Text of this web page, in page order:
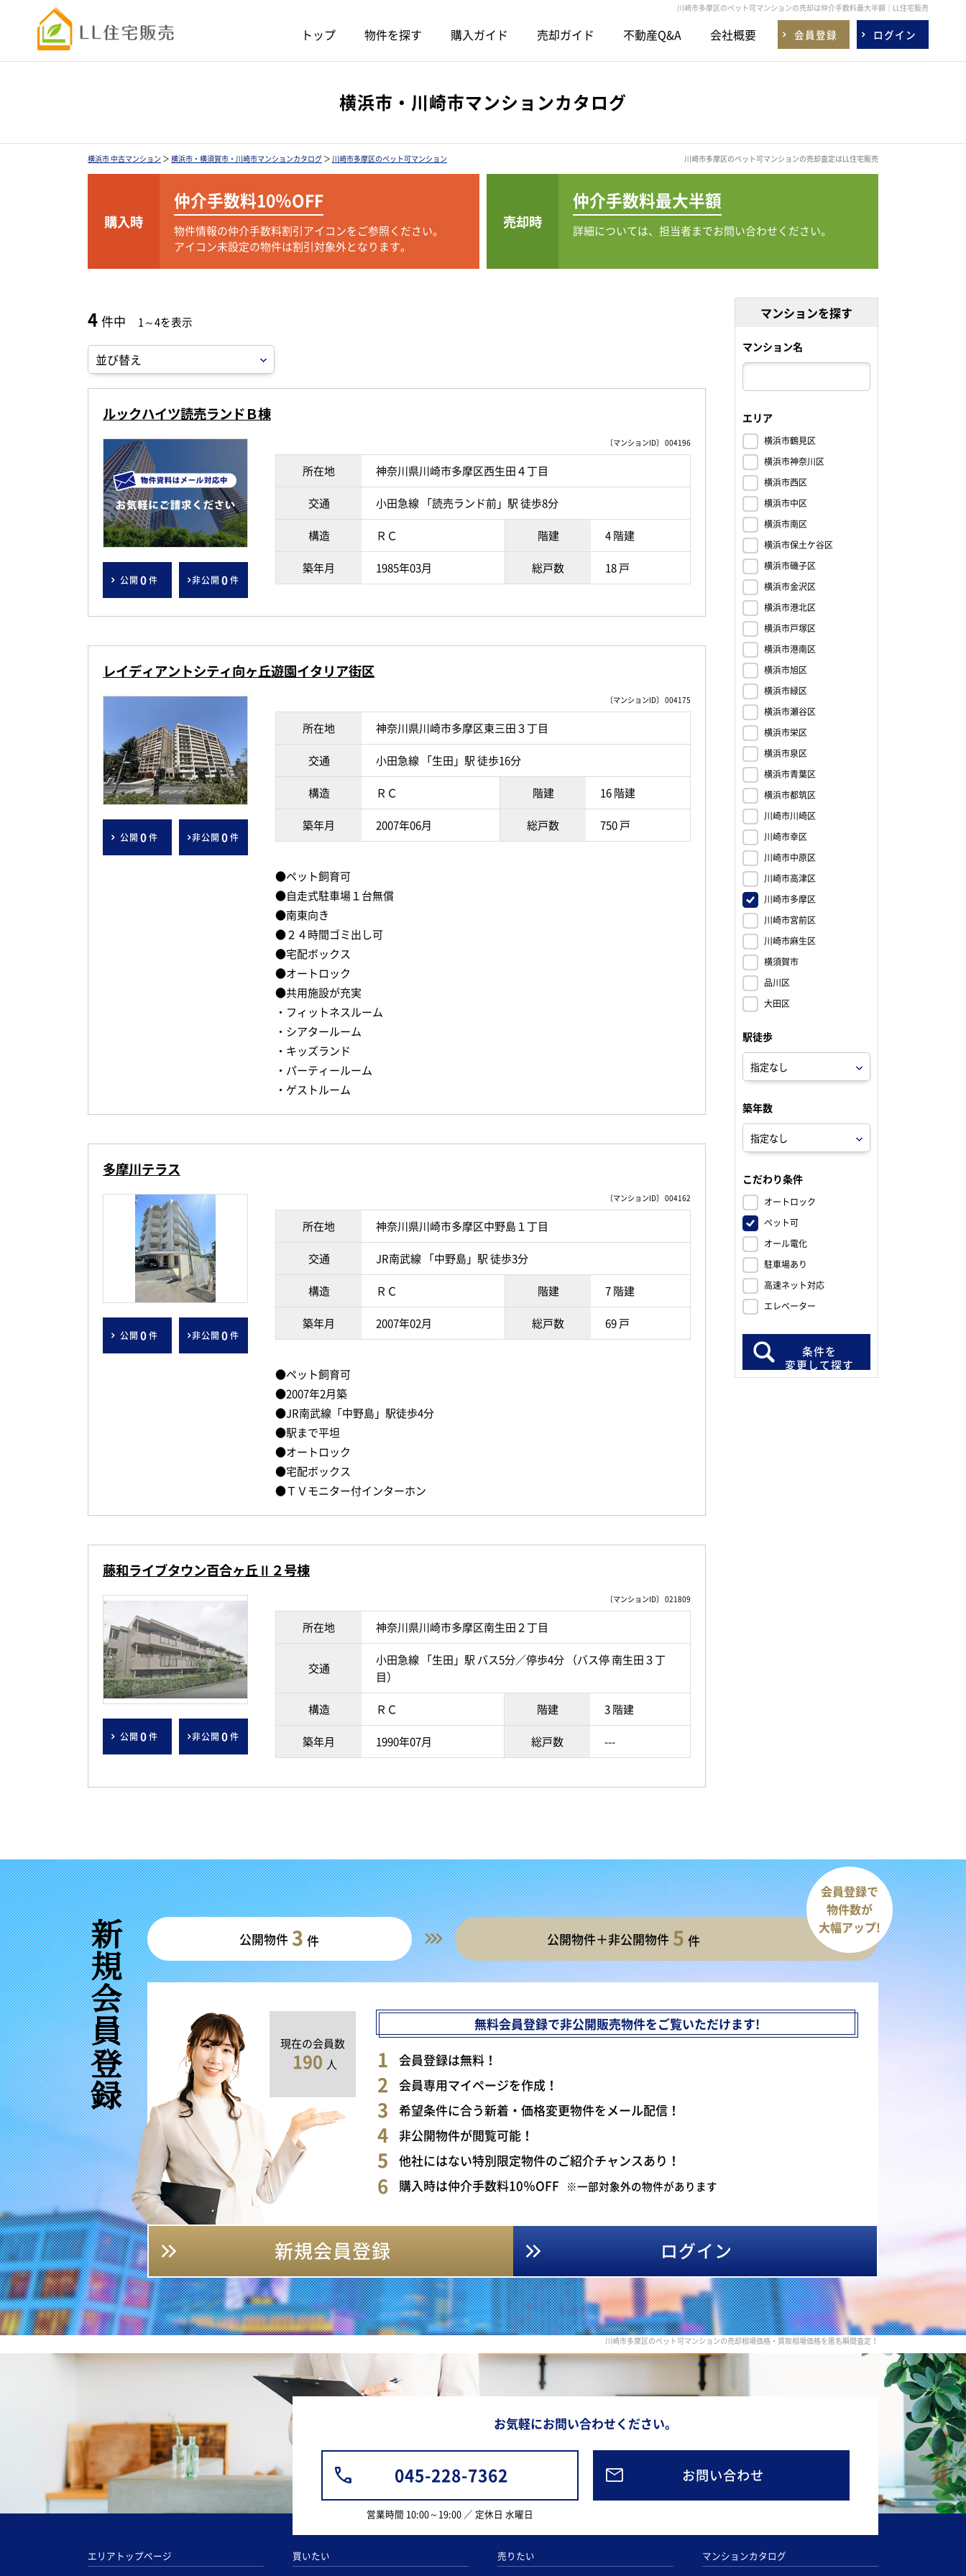
川崎市多摩区のペット可マンションの売却は仲介手数料最大半額｜LL住宅販売
トップ 物件を探す 購入ガイド 売却ガイド 不動産Q&A 会社概要 会員登録 ログイン
横浜市・川崎市マンションカタログ
横浜市 中古マンション ＞ 横浜市・横須賀市・川崎市マンションカタログ ＞ 川崎市多摩区のペット可マンション 川崎市多摩区のペット可マンションの売却査定はLL住宅販売
購入時
仲介手数料10％OFF
物件情報の仲介手数料割引アイコンをご参照ください。
アイコン未設定の物件は割引対象外となります。
売却時
仲介手数料最大半額
詳細については、担当者までお問い合わせください。
4 件中 1～4を表示
ルックハイツ読売ランドＢ棟
公開 0件 非公開 0件
〔マンションID〕 004196
所在地 神奈川県川崎市多摩区西生田４丁目
交通 小田急線 「読売ランド前」駅 徒歩8分
構造 ＲＣ 階建 4 階建
築年月 1985年03月 総戸数 18 戸
レイディアントシティ向ヶ丘遊園イタリア街区
公開 0件 非公開 0件
〔マンションID〕 004175
所在地 神奈川県川崎市多摩区東三田３丁目
交通 小田急線 「生田」駅 徒歩16分
構造 ＲＣ 階建 16 階建
築年月 2007年06月 総戸数 750 戸
●ペット飼育可
●自走式駐車場１台無償
●南東向き
●２４時間ゴミ出し可
●宅配ボックス
●オートロック
●共用施設が充実
・フィットネスルーム
・シアタールーム
・キッズランド
・パーティールーム
・ゲストルーム
多摩川テラス
公開 0件 非公開 0件
〔マンションID〕 004162
所在地 神奈川県川崎市多摩区中野島１丁目
交通 JR南武線 「中野島」駅 徒歩3分
構造 ＲＣ 階建 7 階建
築年月 2007年02月 総戸数 69 戸
●ペット飼育可
●2007年2月築
●JR南武線「中野島」駅徒歩4分
●駅まで平坦
●オートロック
●宅配ボックス
●ＴＶモニター付インターホン
藤和ライブタウン百合ヶ丘Ⅱ２号棟
公開 0件 非公開 0件
〔マンションID〕 021809
所在地 神奈川県川崎市多摩区南生田２丁目
交通
小田急線 「生田」駅 バス5分／停歩4分 （バス停 南生田３丁
目）
構造 ＲＣ 階建 3 階建
築年月 1990年07月 総戸数 ---
マンションを探す
マンション名
エリア
横浜市鶴見区
横浜市神奈川区
横浜市西区
横浜市中区
横浜市南区
横浜市保土ケ谷区
横浜市磯子区
横浜市金沢区
横浜市港北区
横浜市戸塚区
横浜市港南区
横浜市旭区
横浜市緑区
横浜市瀬谷区
横浜市栄区
横浜市泉区
横浜市青葉区
横浜市都筑区
川崎市川崎区
川崎市幸区
川崎市中原区
川崎市高津区
川崎市多摩区
川崎市宮前区
川崎市麻生区
横須賀市
品川区
大田区
駅徒歩
築年数
こだわり条件
オートロック
ペット可
オール電化
駐車場あり
高速ネット対応
エレベーター
条件を
変更して探す
新規会員登録 公開物件 3 件 公開物件＋非公開物件 5 件
会員登録で
物件数が
大幅アップ!
現在の会員数
190 人
無料会員登録で非公開販売物件をご覧いただけます!
会員登録は無料！
会員専用マイページを作成！
希望条件に合う新着・価格変更物件をメール配信！
非公開物件が閲覧可能！
他社にはない特別限定物件のご紹介チャンスあり！
購入時は仲介手数料10％OFF ※一部対象外の物件があります
新規会員登録 ログイン
川崎市多摩区のペット可マンションの売却相場価格・買取相場価格を匿名瞬間査定！
お気軽にお問い合わせください。
045-228-7362
営業時間 10:00～19:00 ／ 定休日 水曜日
お問い合わせ
エリアトップページ
買いたい
売りたい
マンションカタログ